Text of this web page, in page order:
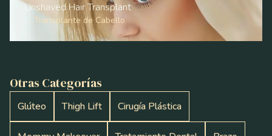
Unshaved Hair Transplant
Transplante de Cabello
Otras Categorías
Glúteo Thigh Lift Cirugía Plástica